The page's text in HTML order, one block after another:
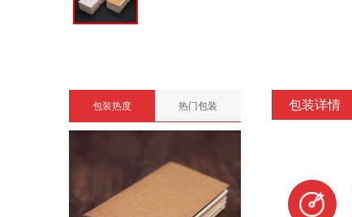
包装热度 热门包装 包装详情